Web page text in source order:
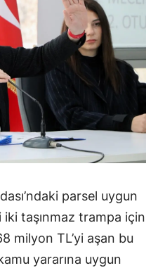
parsel uygun
iki taşınmaz trampa için
milyon TL’yi aşan bu
yararına uygun